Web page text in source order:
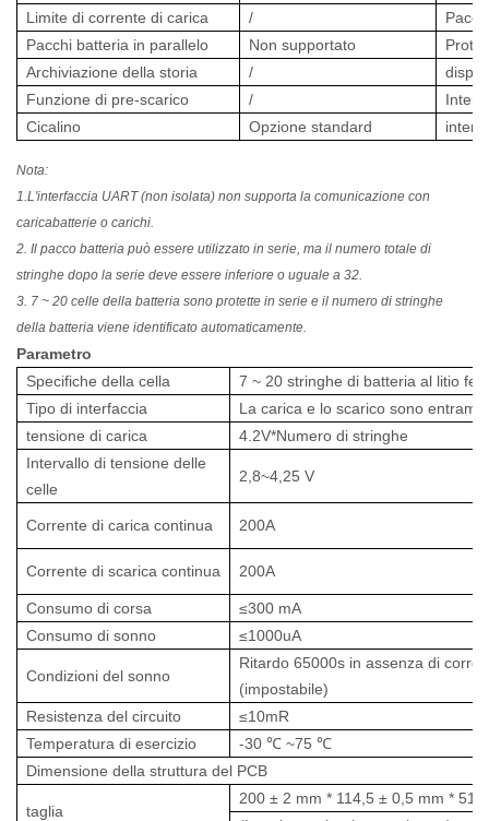
Limite di corrente di carica
/
Pacchi batteria in parallelo
Non supportato
Archiviazione della storia
/
Funzione di pre-scarico
/
Cicalino
Opzione standard
Nota:
1.L'interfaccia UART (non isolata) non supporta la comunicazione con
caricabatterie o carichi.
2. Il pacco batteria può essere utilizzato in serie, ma il numero totale di
stringhe dopo la serie deve essere inferiore o uguale a 32.
3. 7 ~ 20 celle della batteria sono protette in serie e il numero di stringhe
della batteria viene identificato automaticamente.
Parametro
Specifiche della cella
7 ~ 20 stringhe di batteria al litio
Tipo di interfaccia
La carica e lo scarico sono
tensione di carica
4.2V*Numero di stringhe
Intervallo di tensione delle
celle
2,8~4,25 V
Corrente di carica continua 200A
Corrente di scarica continua 200A
Consumo di corsa
≤300 mA
Consumo di sonno
≤1000uA
Condizioni del sonno
Ritardo 65000s in assenza di
(impostabile)
Resistenza del circuito
≤10mR
Temperatura di esercizio
-30 ℃ ~75 ℃
Dimensione della struttura del PCB
taglia
200 ± 2 mm * 114,5 ± 0,5 mm * 51